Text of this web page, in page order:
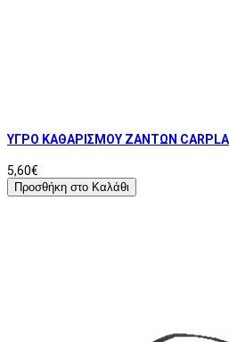
ΥΓΡΟ ΚΑΘΑΡΙΣΜΟΥ ΖΑΝΤΩΝ
5,60€
Προσθήκη στο Καλάθι